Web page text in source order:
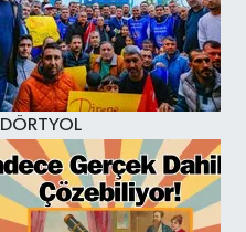
DÖRTYOL